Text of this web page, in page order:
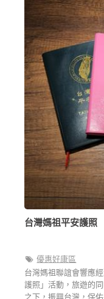
台灣媽祖平安護照
優惠好康區
台灣媽祖聯誼會響應
護照」活動，旅遊的
之下，振興台灣，保佑